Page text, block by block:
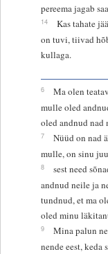
pereema jagab
14
Kas tahate
on tuvi, tiivad
kullaga.
6
Ma olen
mulle oled
oled andnud nad
7
Nüüd on nad
mulle, on sinu
8
sest need
andnud neile ja
tundnud, et ma
oled minu
9
Mina palun
nende eest, keda